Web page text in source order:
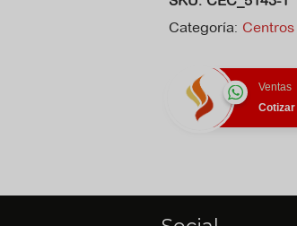
Categoría:
Ventas